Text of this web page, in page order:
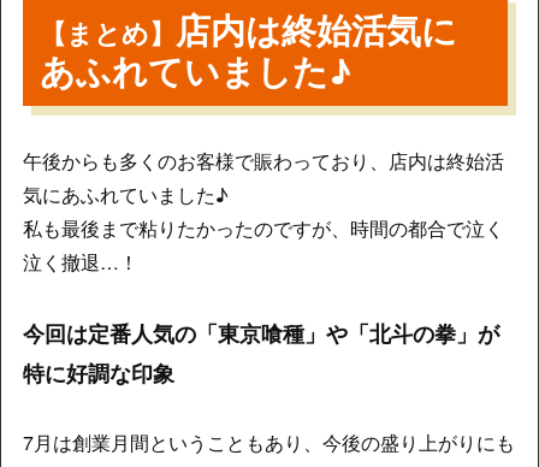
【まとめ】 店内は終始活気に
あふれていました♪
午後からも多くのお客様で賑わっており、店内は終始活
気にあふれていました♪
私も最後まで粘りたかったのですが、時間の都合で泣く
泣く撤退…！
今回は定番人気の「東京喰種」や「北斗の拳」が
特に好調な印象
7月は創業月間ということもあり、今後の盛り上がりにも